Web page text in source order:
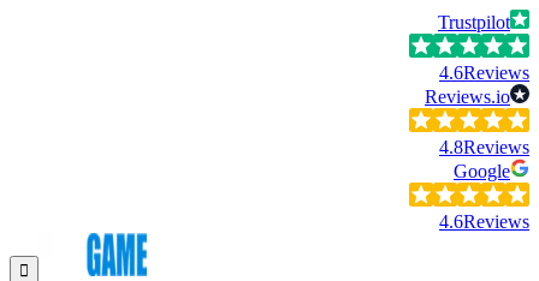
Trustpilot
4.6Reviews
Reviews.io
4.8Reviews
Google
4.6Reviews